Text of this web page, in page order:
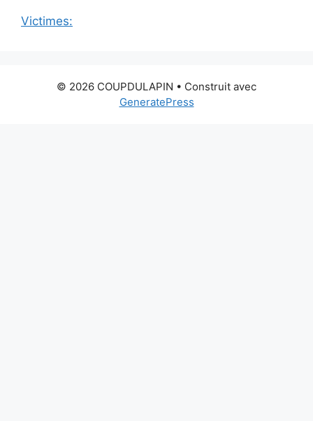
Victimes:
© 2026 COUPDULAPIN • Construit avec
GeneratePress